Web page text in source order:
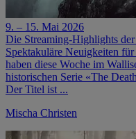
9. – 15. Mai 2026
Die Streaming-Highlights
Spektakuläre Neuigkeiten
haben diese Woche im
historischen Serie «The
Der Titel ist ...
Mischa Christen